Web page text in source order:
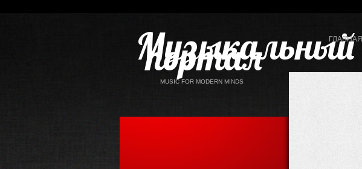
Музыкальный
портал
MUSIC FOR MODERN MINDS
ГЛАВНАЯ